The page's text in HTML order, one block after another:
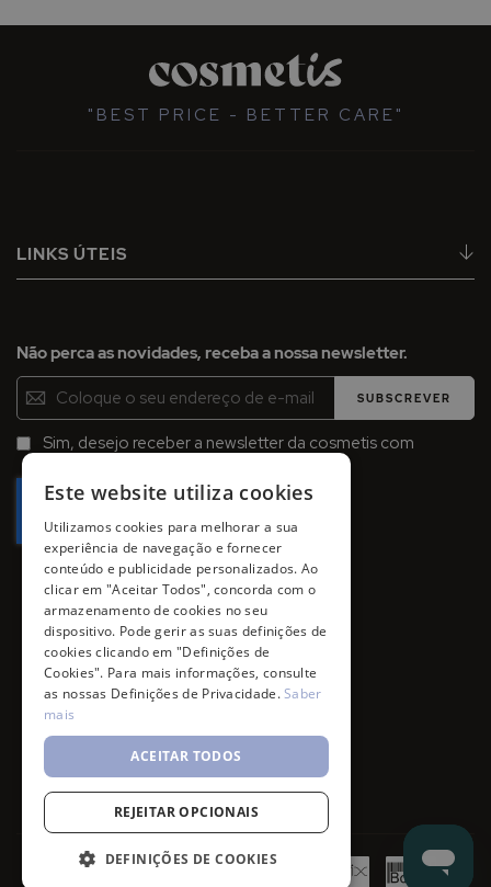
"BEST PRICE - BETTER CARE"
LINKS ÚTEIS
Não perca as novidades, receba a nossa newsletter.
Inscreva-
se
na
Newsletter:
SUBSCREVER
Sim, desejo receber a newsletter da cosmetis com
Este website utiliza cookies
Utilizamos cookies para melhorar a sua
experiência de navegação e fornecer
conteúdo e publicidade personalizados. Ao
clicar em "Aceitar Todos", concorda com o
armazenamento de cookies no seu
dispositivo. Pode gerir as suas definições de
cookies clicando em "Definições de
Cookies". Para mais informações, consulte
as nossas Definições de Privacidade.Saber
mais
ACEITAR TODOS
REJEITAR OPCIONAIS
DEFINIÇÕES DE COOKIES